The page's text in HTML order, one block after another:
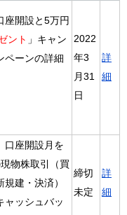
座開設と5万円
ント 」キャン
ペーンの詳細
2022
年3
月31
日
詳
細
口座開設月を
物株取引（買
建・決済）
ャッシュバッ
締切
未定
詳
細